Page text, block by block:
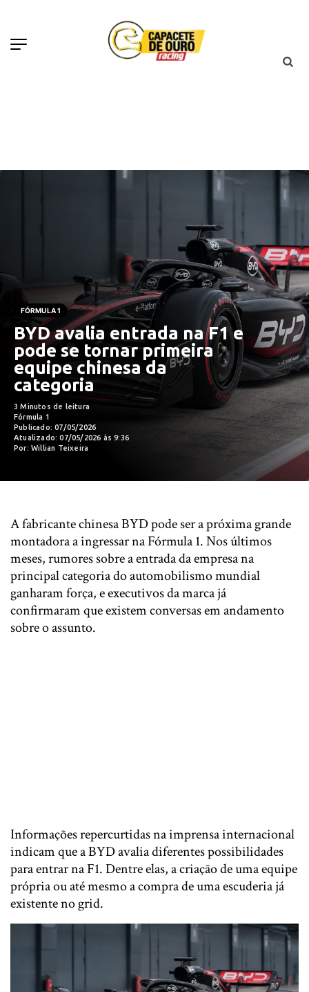
FÓRMULA 1
BYD avalia entrada na F1 e
pode se tornar primeira
equipe chinesa da
categoria
3 Minutos de leitura
Fórmula 1
Publicado: 07/05/2026
Atualizado: 07/05/2026 às 9:36
Por: Willian Teixeira
A fabricante chinesa BYD pode ser a próxima grande
montadora a ingressar na Fórmula 1. Nos últimos
meses, rumores sobre a entrada da empresa na
principal categoria do automobilismo mundial
ganharam força, e executivos da marca já
confirmaram que existem conversas em andamento
sobre o assunto.
Informações repercurtidas na imprensa internacional
indicam que a BYD avalia diferentes possibilidades
para entrar na F1. Dentre elas, a criação de uma equipe
própria ou até mesmo a compra de uma escuderia já
existente no grid.